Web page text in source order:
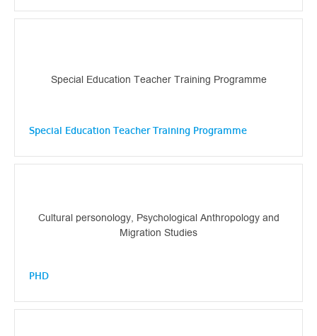
Special Education Teacher Training Programme
Special Education Teacher Training Programme
Cultural personology, Psychological Anthropology and
Migration Studies
PHD